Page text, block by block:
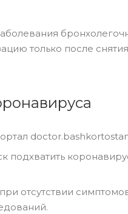
только после снятия
подхватить
отсутствии